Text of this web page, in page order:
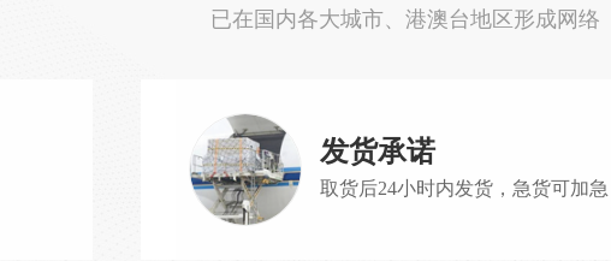
已在国内各大城市、港澳台地区形成网络
发货承诺
取货后24小时内发货，急货可加急